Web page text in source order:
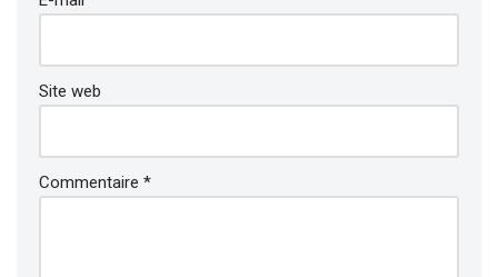
Site web
Commentaire *